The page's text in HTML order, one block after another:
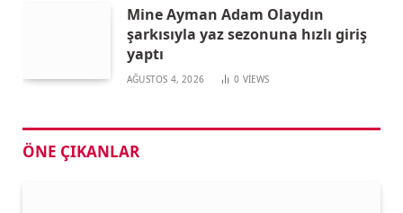
Mine Ayman Adam Olaydın
şarkısıyla yaz sezonuna hızlı giriş
yaptı
AĞUSTOS 4, 2026 0 VIEWS
ÖNE ÇIKANLAR